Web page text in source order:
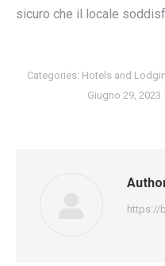
sicuro che il locale
Categories: Hotels and
Giugno 29, 2023
https://